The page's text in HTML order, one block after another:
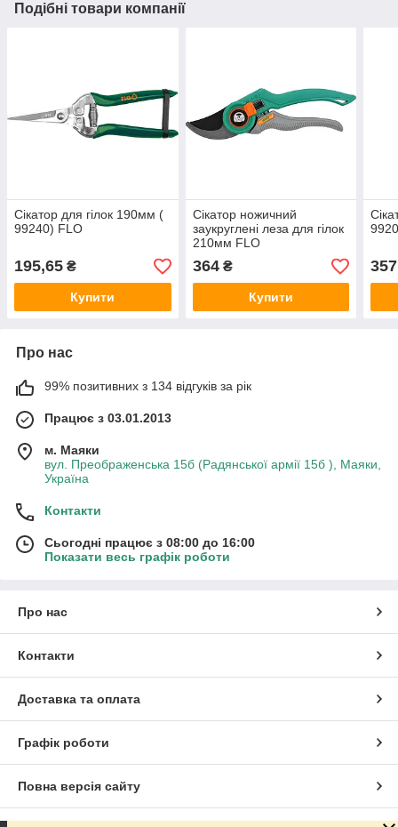
Подібні товари компанії
Сікатор для гілок 190мм (
99240) FLO
195,65 ₴
Купити
Сікатор ножичний
заукруглені леза для гілок
210мм FLO
364₴
Купити
Про нас
99% позитивних з 134 відгуків за рік
Працює з 03.01.2013
м. Маяки
вул. Преображенська 15б (Радянської армії 15б ), Маяки,
Україна
Контакти
Сьогодні працює з 08:00 до 16:00
Показати весь графік роботи
Про нас
Контакти
Доставка та оплата
Графік роботи
Повна версія сайту